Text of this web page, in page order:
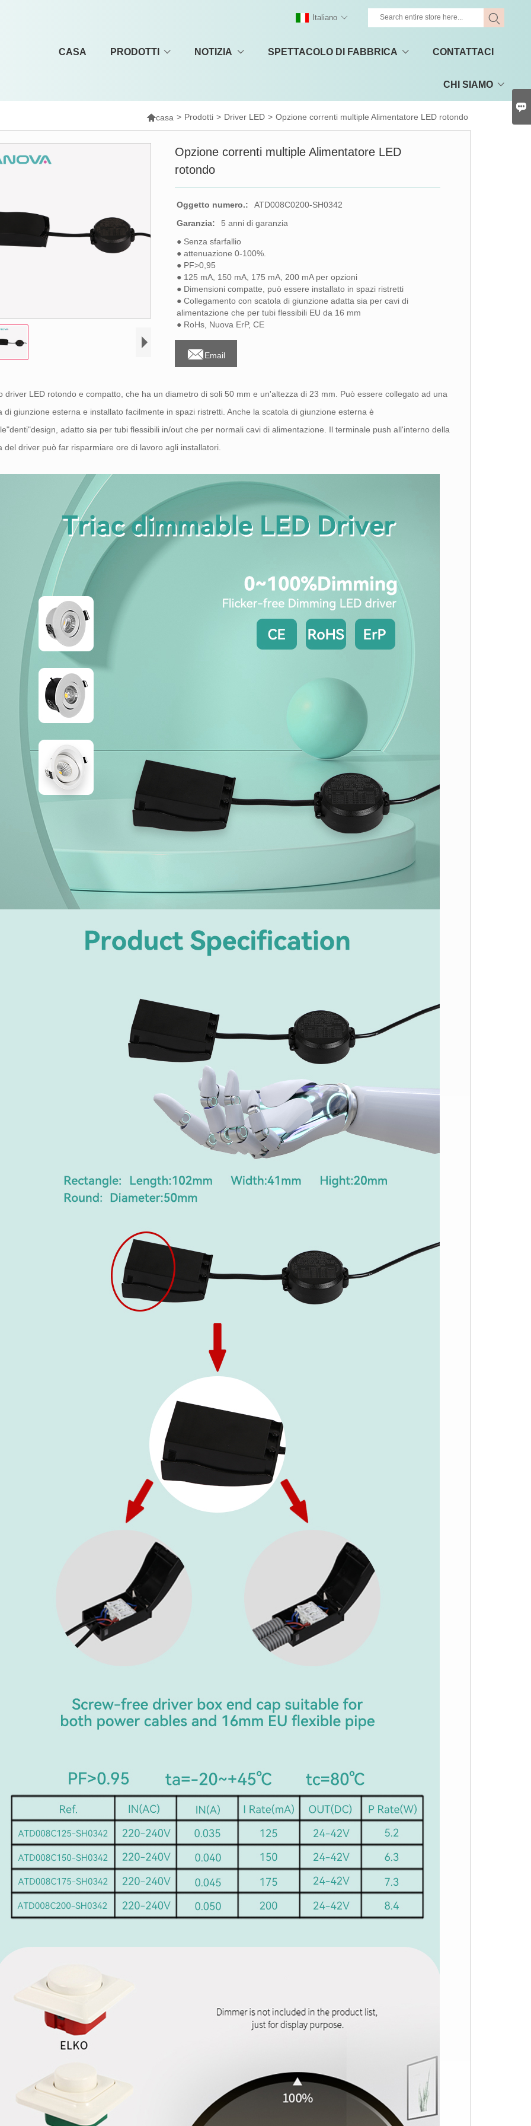
CASA PRODOTTI NOTIZIA SPETTACOLO DI FABBRICA CONTATTACI
CHI SIAMO
Italiano
casa > Prodotti > Driver LED > Opzione correnti multiple Alimentatore LED rotondo
Opzione correnti multiple Alimentatore LED
rotondo
Oggetto numero.:
ATD008C0200-SH0342
Garanzia:
5 anni di garanzia
● Senza sfarfallio
● attenuazione 0-100%.
● PF>0,95
● 125 mA, 150 mA, 175 mA, 200 mA per opzioni
● Dimensioni compatte, può essere installato in spazi ristretti
● Collegamento con scatola di giunzione adatta sia per cavi di
alimentazione che per tubi flessibili EU da 16 mm
● RoHs, Nuova ErP, CE
Email
driver LED rotondo e compatto, che ha un diametro di soli 50 mm e un'altezza di 23 mm. Può essere collegato ad una
di giunzione esterna e installato facilmente in spazi ristretti. Anche la scatola di giunzione esterna è
adatto sia per tubi flessibili in/out che per normali cavi di alimentazione. Il terminale push all'interno della
del driver può far risparmiare ore di lavoro agli installatori.
